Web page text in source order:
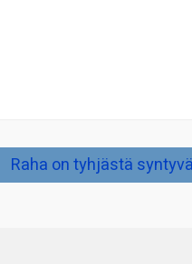
Raha on tyhjästä